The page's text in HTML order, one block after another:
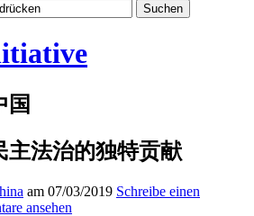
国
主法治的独特贡献
am 07/03/2019 Schreibe einen
ansehen